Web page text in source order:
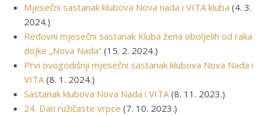
Mjesečni sastanak klubova Nova nada i VITA kluba (4. 3.
2024.)
Redovni mjesečni sastanak Kluba žena oboljelih od raka
dojke „Nova Nada“ (15. 2. 2024.)
Prvi ovogodišnji mjesečni sastanak klubova Nova Nada i
VITA (8. 1. 2024.)
Sastanak klubova Nova Nada i VITA (8. 11. 2023.)
24. Dan ružičaste vrpce (7. 10. 2023.)